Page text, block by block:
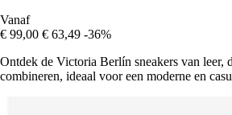
Vanaf
€ 99,00 € 63,49 -36%
Ontdek de Victoria Berlín sneakers van leer,
combineren, ideaal voor een moderne en